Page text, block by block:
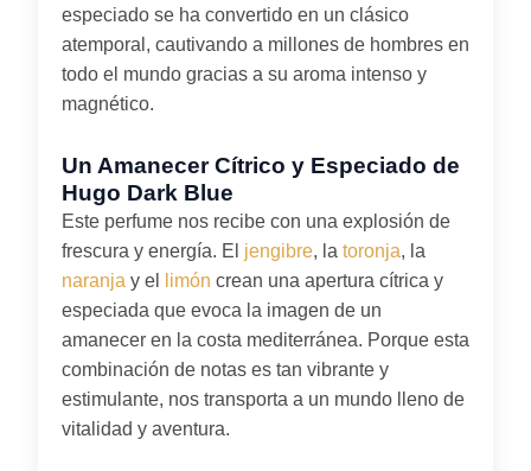
especiado se ha convertido en un clásico
atemporal, cautivando a millones de hombres en
todo el mundo gracias a su aroma intenso y
magnético.
Un Amanecer Cítrico y Especiado de
Hugo Dark Blue
Este perfume nos recibe con una explosión de
frescura y energía. El jengibre, la toronja, la
naranja y el limón crean una apertura cítrica y
especiada que evoca la imagen de un
amanecer en la costa mediterránea. Porque esta
combinación de notas es tan vibrante y
estimulante, nos transporta a un mundo lleno de
vitalidad y aventura.